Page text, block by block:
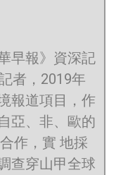
早報》資深記
者，2019年
報道項目，作
亞、非、歐的
作，實 地採
查穿山甲全球